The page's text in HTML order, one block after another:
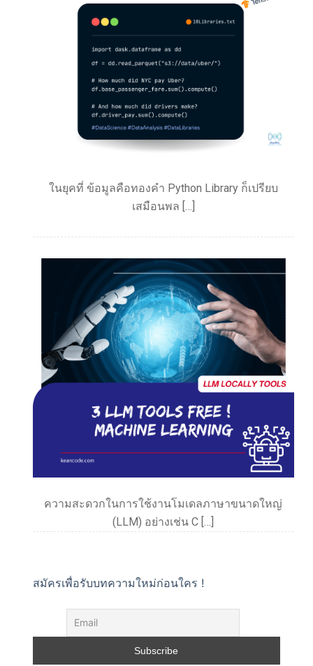
ในยุคที่ ข้อมูลคือทองคำ Python Library ก็เปรียบ
เสมือนพล […]
ความสะดวกในการใช้งานโมเดลภาษาขนาดใหญ่
(LLM) อย่างเช่น C […]
สมัครเพื่อรับบทความใหม่ก่อนใคร !